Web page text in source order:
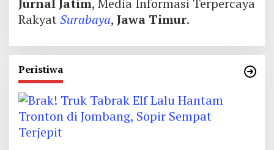
Jurnal Jatim, Media Informasi Terpercaya
RakyatSurabaya, Jawa Timur.
Peristiwa